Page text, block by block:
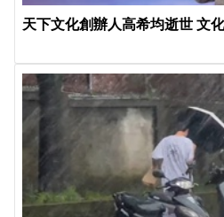
天下文化創辦人高希均逝世 文